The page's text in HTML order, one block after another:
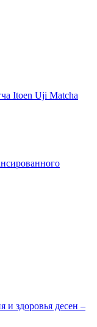
Itoen Uji Matcha
и здоровья десен –